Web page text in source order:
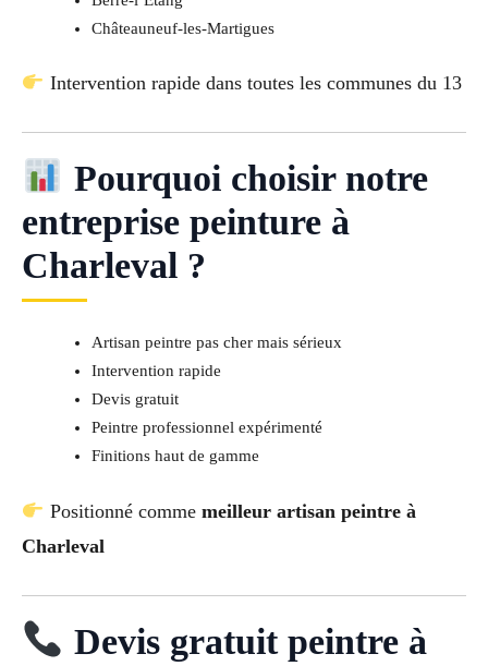
Châteauneuf-les-Martigues
Intervention rapide dans toutes les communes du 13
Pourquoi choisir notre
entreprise peinture à
Charleval ?
Artisan peintre pas cher mais sérieux
Intervention rapide
Devis gratuit
Peintre professionnel expérimenté
Finitions haut de gamme
Positionné comme meilleur artisan peintre à
Charleval
Devis gratuit peintre à